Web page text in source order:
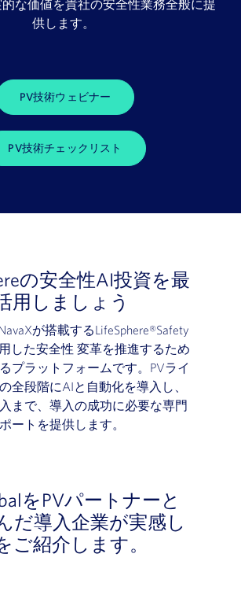
な価値を貴社の安全性業務全般に提
供します。
PV技術ウェビナー
PV技術チェックリスト
の安全性AI投資を最
用しましょう
が搭載するLifeSphere®Safety
した安全性 変革を推進するため
プラットフォームです。PVライ
全段階にAIと自動化を導入し、
まで、導入の成功に必要な専門
ートを提供します。
をPVパートナーと
だ導入企業が実感し
ご紹介します。